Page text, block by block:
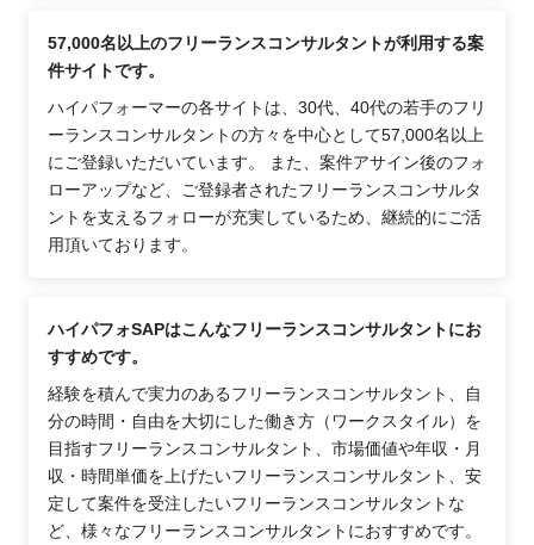
57,000名以上のフリーランスコンサルタントが利用する案
件サイトです。
ハイパフォーマーの各サイトは、30代、40代の若手のフリ
ーランスコンサルタントの方々を中心として57,000名以上
にご登録いただいています。 また、案件アサイン後のフォ
ローアップなど、ご登録者されたフリーランスコンサルタ
ントを支えるフォローが充実しているため、継続的にご活
用頂いております。
ハイパフォSAPはこんなフリーランスコンサルタントにお
すすめです。
経験を積んで実力のあるフリーランスコンサルタント、自
分の時間・自由を大切にした働き方（ワークスタイル）を
目指すフリーランスコンサルタント、市場価値や年収・月
収・時間単価を上げたいフリーランスコンサルタント、安
定して案件を受注したいフリーランスコンサルタントな
ど、様々なフリーランスコンサルタントにおすすめです。